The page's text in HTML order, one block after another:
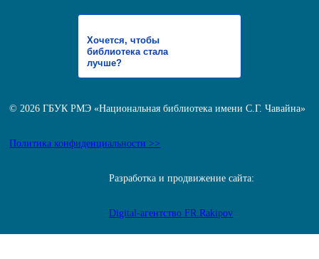
Хочется, чтобы
библиотека стала
лучше?
© 2026 ГБУК РМЭ «Национальная библиотека имени С.Г. Чавайна»
Политика конфиденциальности >>
Разработка и продвижение сайта:
Digital-агентство FR.Rakipov